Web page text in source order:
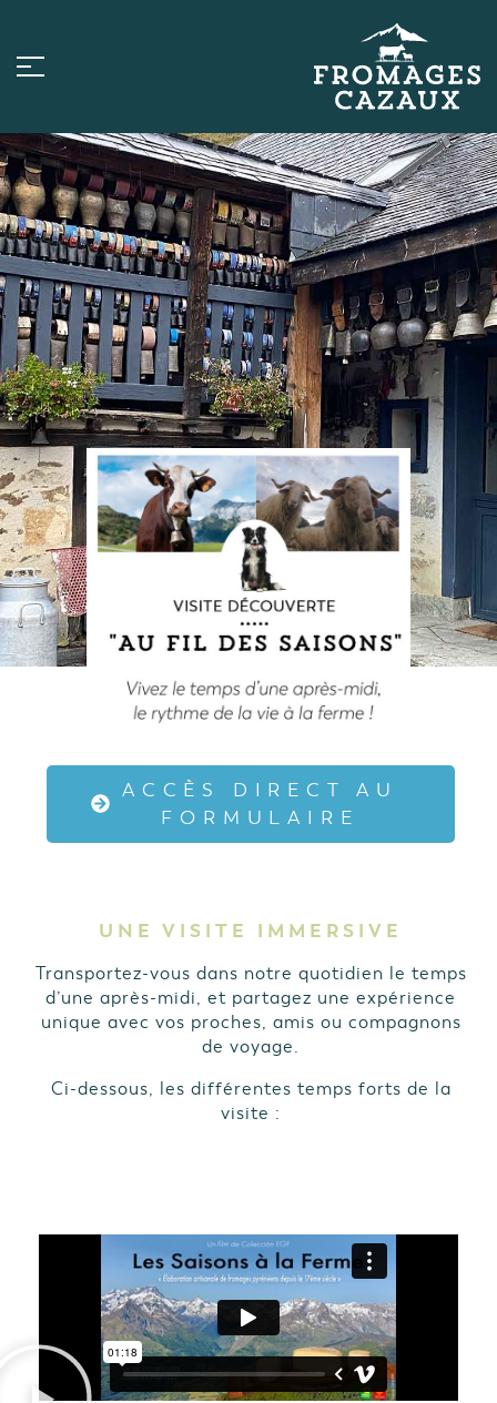
ACCÈS DIRECT AU
FORMULAIRE
UNE VISITE IMMERSIVE
Transportez-vous dans notre quotidien le temps
d’une après-midi, et partagez une expérience
unique avec vos proches, amis ou compagnons
de voyage.
Ci-dessous, les différentes temps forts de la
visite :